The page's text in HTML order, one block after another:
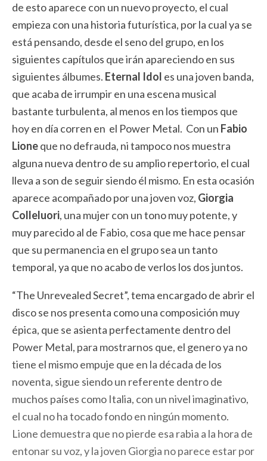
de esto aparece con un nuevo proyecto, el cual
empieza con una historia futurística, por la cual ya se
está pensando, desde el seno del grupo, en los
siguientes capítulos que irán apareciendo en sus
siguientes álbumes. Eternal Idol es una joven banda,
que acaba de irrumpir en una escena musical
bastante turbulenta, al menos en los tiempos que
hoy en día corren en el Power Metal. Con un Fabio
Lioneque no defrauda, ni tampoco nos muestra
alguna nueva dentro de su amplio repertorio, el cual
lleva a son de seguir siendo él mismo. En esta ocasión
aparece acompañado por una joven voz, Giorgia
Colleluori, una mujer con un tono muy potente, y
muy parecido al de Fabio, cosa que me hace pensar
que su permanencia en el grupo sea un tanto
temporal, ya que no acabo de verlos los dos juntos.
“The Unrevealed Secret”, tema encargado de abrir el
disco se nos presenta como una composición muy
épica, que se asienta perfectamente dentro del
Power Metal, para mostrarnos que, el genero ya no
tiene el mismo empuje que en la década de los
noventa, sigue siendo un referente dentro de
muchos países como Italia, con un nivel imaginativo,
el cual no ha tocado fondo en ningún momento.
Lione demuestra que no pierde esa rabia a la hora de
entonar su voz, y la joven Giorgia no parece estar por